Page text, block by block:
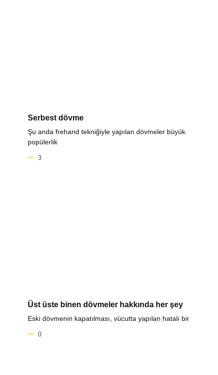
Serbest dövme
Şu anda frehand tekniğiyle yapılan dövmeler büyük
popülerlik
3
Üst üste binen dövmeler hakkında her şey
Eski dövmenin kapatılması, vücutta yapılan hatalı bir
0